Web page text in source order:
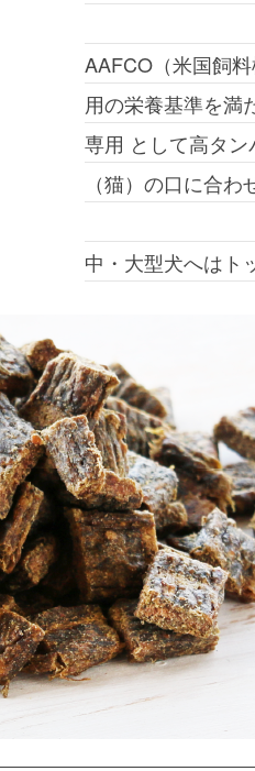
AAFCO（米国飼
用の栄養基準を満
専用 として高タ
（猫）の口に合わ
中・大型犬へはト